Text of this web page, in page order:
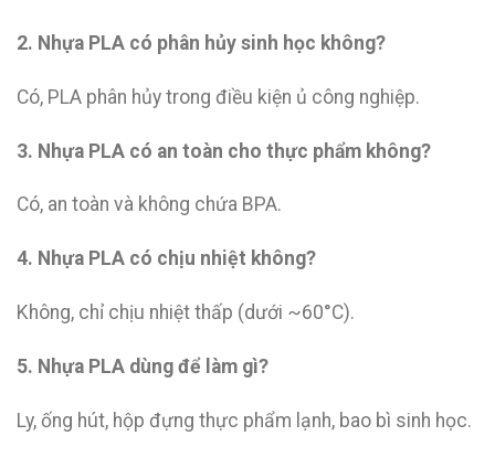
2. Nhựa PLA có phân hủy sinh học không?
Có, PLA phân hủy trong điều kiện ủ công nghiệp.
3. Nhựa PLA có an toàn cho thực phẩm không?
Có, an toàn và không chứa BPA.
4. Nhựa PLA có chịu nhiệt không?
Không, chỉ chịu nhiệt thấp (dưới ~60°C).
5. Nhựa PLA dùng để làm gì?
Ly, ống hút, hộp đựng thực phẩm lạnh, bao bì sinh học.